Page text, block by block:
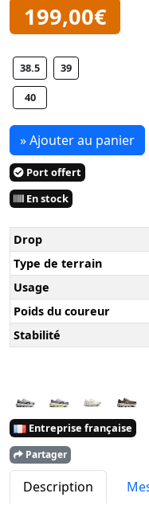
199,00€
38.5 39
40
» Ajouter au panier
Port offert
En stock
Drop
Type de terrain
Usage
Poids du coureur
Stabilité
Entreprise française
Partager
Description